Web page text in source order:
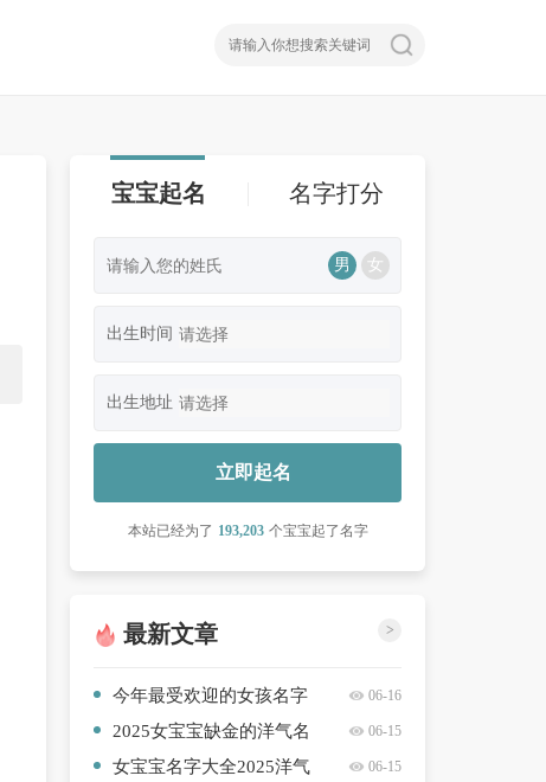
宝宝起名 名字打分
男 女
出生时间
出生地址
立即起名
本站已经为了 193,203 个宝宝起了名字
最新文章 >
今年最受欢迎的女孩名字
精心挑选【四篇】
06-16
2025女宝宝缺金的洋气名
字合集【5篇】
06-15
女宝宝名字大全2025洋气
06-15